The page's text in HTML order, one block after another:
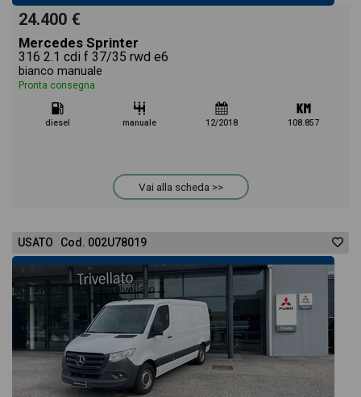
24.400 €
Mercedes Sprinter
316 2.1 cdi f 37/35 rwd e6
bianco manuale
Pronta consegna
diesel manuale 12/2018 108.857
Vai alla scheda >>
USATO Cod. 002U78019